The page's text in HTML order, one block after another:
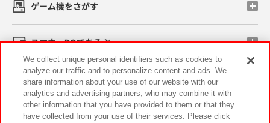
ゲーム機をさがす
スマホ・PCであそぶ
イベント・キャンペーン
We collect unique personal identifiers such as cookies to
analyze our traffic and to personalize content and ads. We
share information about your use of our website with our
analytics and advertising partners, who may combine it with
other information that you have provided to them or that they
have collected from your use of their services. Please click